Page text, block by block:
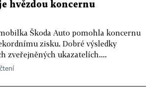
hvězdou koncernu
Škoda Auto pomohla koncernu
zisku. Dobré výsledky
zveřejněných ukazatelích....